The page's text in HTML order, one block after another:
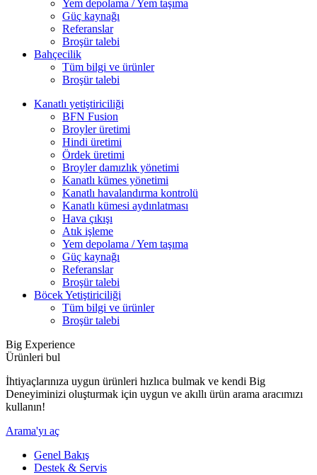
Yem depolama / Yem taşıma
Güç kaynağı
Referanslar
Broşür talebi
Bahçecilik
Tüm bilgi ve ürünler
Broşür talebi
Kanatlı yetiştiriciliği
BFN Fusion
Broyler üretimi
Hindi üretimi
Ördek üretimi
Broyler damızlık yönetimi
Kanatlı kümes yönetimi
Kanatlı havalandırma kontrolü
Kanatlı kümesi aydınlatması
Hava çıkışı
Atık işleme
Yem depolama / Yem taşıma
Güç kaynağı
Referanslar
Broşür talebi
Böcek Yetiştiriciliği
Tüm bilgi ve ürünler
Broşür talebi
Big Experience
Ürünleri bul
İhtiyaçlarınıza uygun ürünleri hızlıca bulmak ve kendi Big
Deneyiminizi oluşturmak için uygun ve akıllı ürün arama aracımızı
kullanın!
Arama'yı aç
Genel Bakış
Destek & Servis